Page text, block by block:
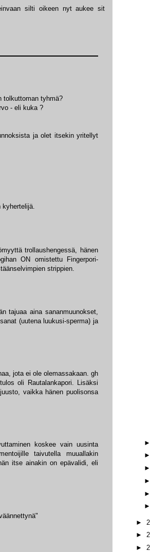
silti oikeen nyt aukee sit
tolkuttoman tyhmä?
- eli kuka ?
ja olet itsekin yritellyt
kyhertelijä.
trollaushengessä, hänen
ON omistettu Fingerpori-
strippien.
tajuaa aina sananmuunokset,
(uutena luukusi-sperma) ja
jota ei ole olemassakaan. gh
oli Rautalankapori. Lisäksi
vaikka hänen puolisonsa
koskee vain uusinta
taivutella muuallakin
itse ainakin on epävalidi, eli
►
►
►